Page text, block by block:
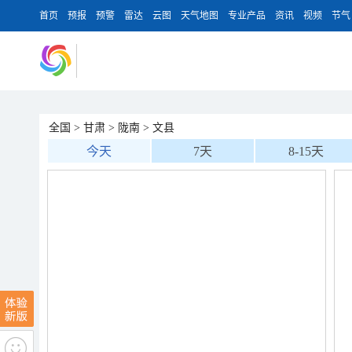
首页 预报 预警 雷达 云图 天气地图 专业产品 资讯 视频 节气
全国 > 甘肃 > 陇南 > 文县
今天 7天 8-15天